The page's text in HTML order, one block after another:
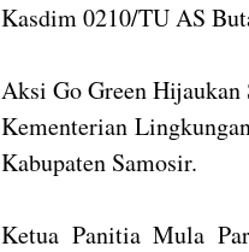
Kasdim 0210/TU AS
Aksi Go Green
Kementerian
Kabupaten Samosir.
Ketua Panitia Mula